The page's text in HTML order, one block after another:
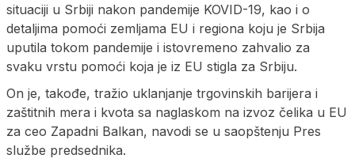
situaciji u Srbiji nakon pandemije KOVID-19, kao i o
detaljima pomoći zemljama EU i regiona koju je Srbija
uputila tokom pandemije i istovremeno zahvalio za
svaku vrstu pomoći koja je iz EU stigla za Srbiju.
On je, takođe, tražio uklanjanje trgovinskih barijera i
zaštitnih mera i kvota sa naglaskom na izvoz čelika u EU
za ceo Zapadni Balkan, navodi se u saopštenju Pres
službe predsednika.